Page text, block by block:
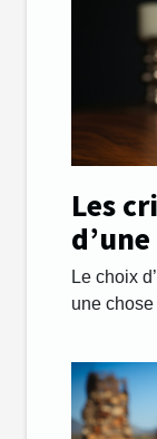
Les
Le choix
une